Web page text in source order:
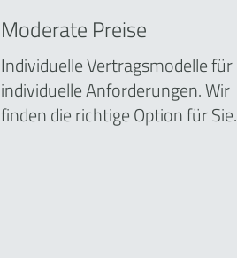
Moderate Preise
Individuelle Vertragsmodelle für
individuelle Anforderungen. Wir
finden die richtige Option für Sie.